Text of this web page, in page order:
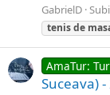
GabrielD
tenisde
AmaTur:
Suceava)